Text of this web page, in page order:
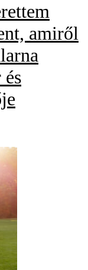
amiről